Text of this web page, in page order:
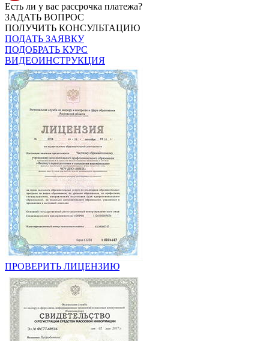
Есть ли у вас рассрочка платежа?
ЗАДАТЬ ВОПРОС
ПОЛУЧИТЬ КОНСУЛЬТАЦИЮ
ПОДАТЬ ЗАЯВКУ
ПОДОБРАТЬ КУРС
ВИДЕОИНСТРУКЦИЯ
ПРОВЕРИТЬ ЛИЦЕНЗИЮ